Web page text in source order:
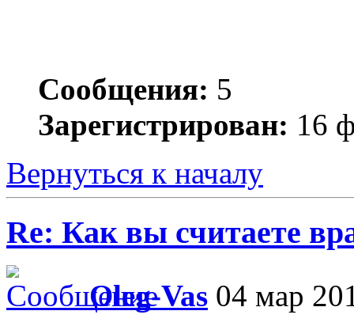
Сообщения: 5
Зарегистрирован: 16
Вернуться к началу
Re: Как вы считаете
Oleg-Vas 04 мар